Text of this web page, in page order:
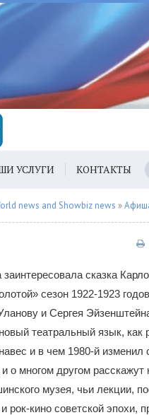
УСЛУГИ КОНТАКТЫ
news and Showbiz news »
сказка
сезон 1922-1923
и Сергея
театральный язык, как
и в чем 1980-й изменил
о многом другом расскажут
музея, чьи лекции,
рок-кино советской эпохи,